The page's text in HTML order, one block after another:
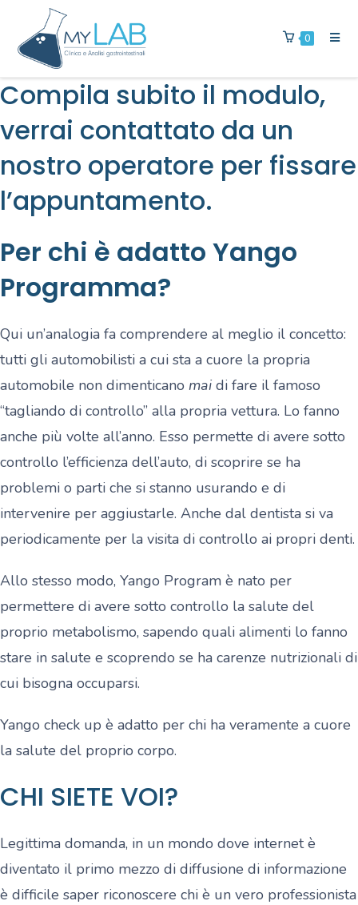
0
Compila subito il modulo,
verrai contattato da un
nostro operatore per fissare
l’appuntamento.
Per chi è adatto Yango
Programma?
Qui un’analogia fa comprendere al meglio il concetto:
tutti gli automobilisti a cui sta a cuore la propria
automobile non dimenticano maidi fare il famoso
“tagliando di controllo” alla propria vettura. Lo fanno
anche più volte all’anno. Esso permette di avere sotto
controllo l’efficienza dell’auto, di scoprire se ha
problemi o parti che si stanno usurando e di
intervenire per aggiustarle. Anche dal dentista si va
periodicamente per la visita di controllo ai propri denti.
Allo stesso modo, Yango Program è nato per
permettere di avere sotto controllo la salute del
proprio metabolismo, sapendo quali alimenti lo fanno
stare in salute e scoprendo se ha carenze nutrizionali di
cui bisogna occuparsi.
Yango check up è adatto per chi ha veramente a cuore
la salute del proprio corpo.
CHI SIETE VOI?
Legittima domanda, in un mondo dove internet è
diventato il primo mezzo di diffusione di informazione
è difficile saper riconoscere chi è un vero professionista